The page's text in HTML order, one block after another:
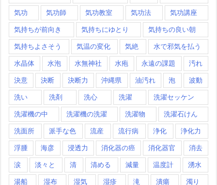
気功 気功師 気功教室 気功法 気功講座
気持ちが前向き 気持ちにゆとり 気持ちの良い朝
気持ちよさそう 気温の変化 気絶 水で邪気を払う
水晶体 水泡 水無神社 水疱 永遠の課題 汚れ
決意 決断 決断力 沖縄県 油汚れ 泡 波動
洗い 洗剤 洗心 洗濯 洗濯セッケン
洗濯機の中 洗濯機の洗濯 洗濯物 洗濯石けん
洗面所 派手な色 流産 流行病 浄化 浄化力
浮腫 海彦 浸透力 消化器の癌 消化器官 消去
涙 淡々と 清 清める 減量 温度計 湧水
湯船 湿布 湿気 湿疹 滝 潰瘍 濁り